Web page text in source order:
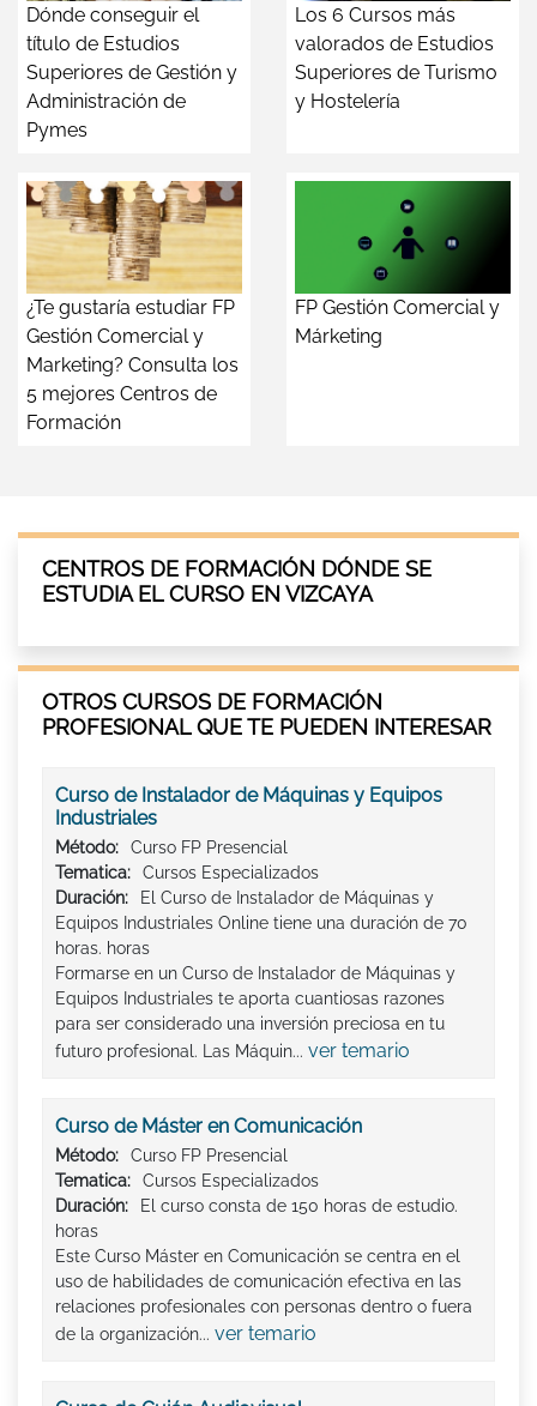
Dónde conseguir el
título de Estudios
Superiores de Gestión y
Administración de
Pymes
Los 6 Cursos más
valorados de Estudios
Superiores de Turismo
y Hostelería
¿Te gustaría estudiar FP
Gestión Comercial y
Marketing? Consulta los
5 mejores Centros de
Formación
FP Gestión Comercial y
Márketing
CENTROS DE FORMACIÓN DÓNDE SE
ESTUDIA EL CURSO EN VIZCAYA
OTROS CURSOS DE FORMACIÓN
PROFESIONAL QUE TE PUEDEN INTERESAR
Curso de Instalador de Máquinas y Equipos
Industriales
Método:
Curso FP Presencial
Tematica:
Cursos Especializados
Duración:
El Curso de Instalador de Máquinas y
Equipos Industriales Online tiene una duración de 70
horas. horas
Formarse en un Curso de Instalador de Máquinas y
Equipos Industriales te aporta cuantiosas razones
para ser considerado una inversión preciosa en tu
futuro profesional. Las Máquin... ver temario
Curso de Máster en Comunicación
Método:
Curso FP Presencial
Tematica:
Cursos Especializados
Duración:
El curso consta de 150 horas de estudio.
horas
Este Curso Máster en Comunicación se centra en el
uso de habilidades de comunicación efectiva en las
relaciones profesionales con personas dentro o fuera
de la organización... ver temario